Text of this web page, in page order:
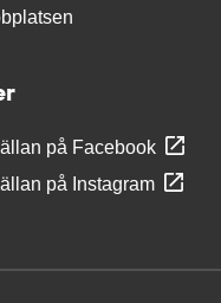
på Facebook
på Instagram